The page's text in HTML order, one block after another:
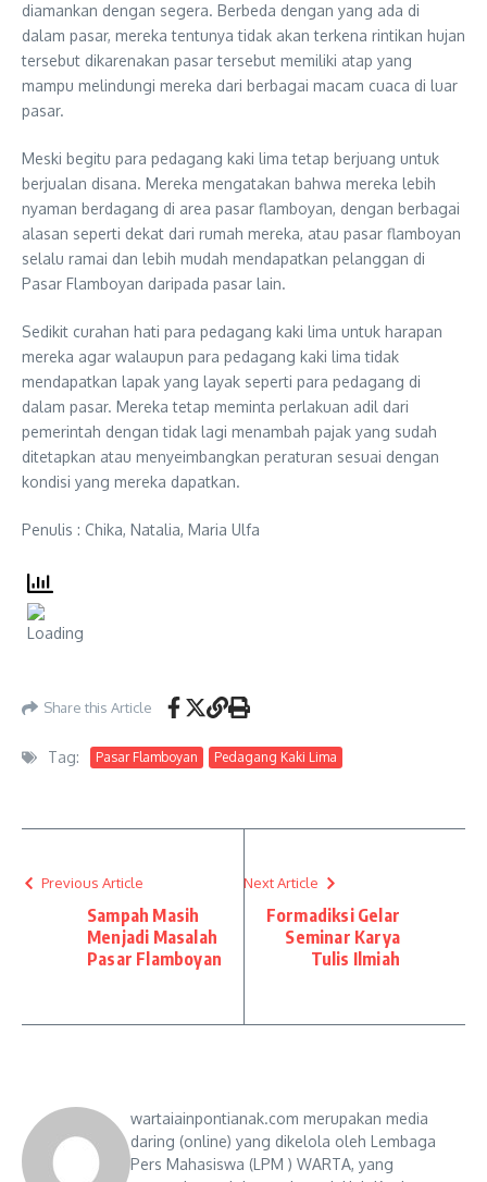
diamankan dengan segera. Berbeda dengan yang ada di
dalam pasar, mereka tentunya tidak akan terkena rintikan hujan
tersebut dikarenakan pasar tersebut memiliki atap yang
mampu melindungi mereka dari berbagai macam cuaca di luar
pasar.
Meski begitu para pedagang kaki lima tetap berjuang untuk
berjualan disana. Mereka mengatakan bahwa mereka lebih
nyaman berdagang di area pasar flamboyan, dengan berbagai
alasan seperti dekat dari rumah mereka, atau pasar flamboyan
selalu ramai dan lebih mudah mendapatkan pelanggan di
Pasar Flamboyan daripada pasar lain.
Sedikit curahan hati para pedagang kaki lima untuk harapan
mereka agar walaupun para pedagang kaki lima tidak
mendapatkan lapak yang layak seperti para pedagang di
dalam pasar. Mereka tetap meminta perlakuan adil dari
pemerintah dengan tidak lagi menambah pajak yang sudah
ditetapkan atau menyeimbangkan peraturan sesuai dengan
kondisi yang mereka dapatkan.
Penulis : Chika, Natalia, Maria Ulfa
Share this Article
Tag: Pasar Flamboyan Pedagang Kaki Lima
Previous Article
Sampah Masih
Menjadi Masalah
Pasar Flamboyan
Next Article
Formadiksi Gelar
Seminar Karya
Tulis Ilmiah
wartaiainpontianak.com merupakan media
daring (online) yang dikelola oleh Lembaga
Pers Mahasiswa (LPM ) WARTA, yang